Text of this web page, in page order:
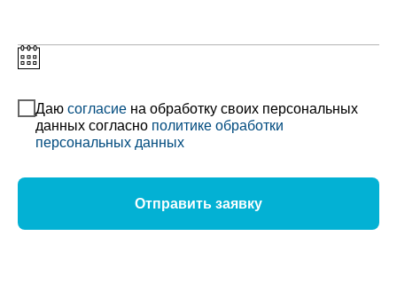
Даю согласие на обработку своих персональных
данных согласно политике обработки
персональных данных
Отправить заявку